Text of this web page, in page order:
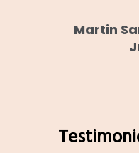
Martin